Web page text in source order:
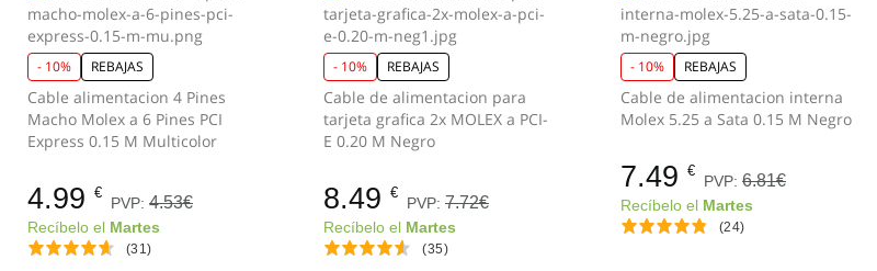
- 10% REBAJAS
Cable alimentacion 4 Pines
Macho Molex a 6 Pines PCI
Express 0.15 M Multicolor
4.99 €
PVP: 4.53€
Recíbelo el Martes
(31)
- 10% REBAJAS
Cable de alimentacion para
tarjeta grafica 2x MOLEX a PCI-
E 0.20 M Negro
8.49 €
PVP:7.72€
Recíbelo el Martes
(35)
- 10% REBAJAS
Cable de alimentacion interna
Molex 5.25 a Sata 0.15 M Negro
7.49 €
PVP: 6.81€
Recíbelo el Martes
(24)